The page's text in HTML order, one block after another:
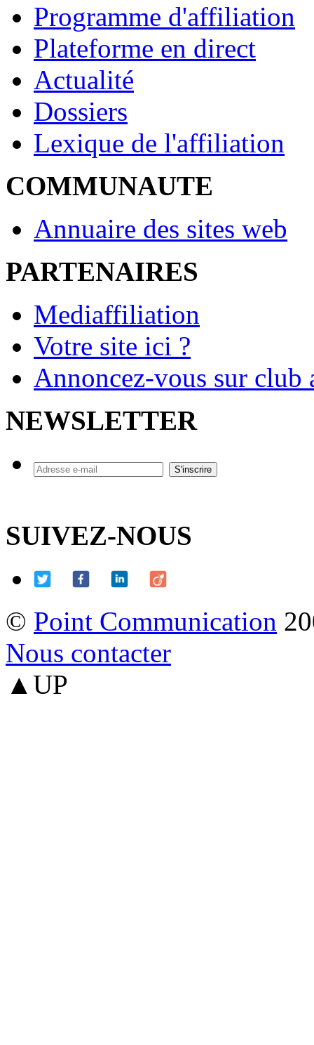
Programme d'affiliation
Plateforme en direct
Actualité
Dossiers
Lexique de l'affiliation
COMMUNAUTE
Annuaire des sites web
PARTENAIRES
Mediaffiliation
Votre site ici ?
Annoncez-vous sur
NEWSLETTER
SUIVEZ-NOUS
© Point Communication
Nous contacter
▲UP